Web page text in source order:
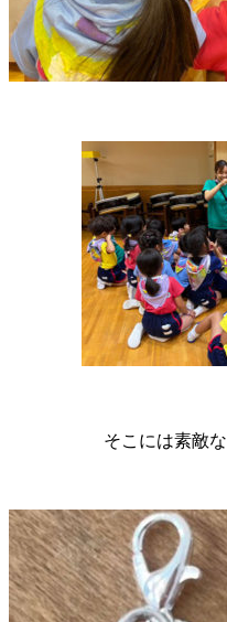
そこには素敵な